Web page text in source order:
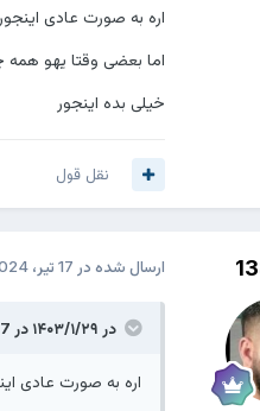
اره به صورت عادی
اما بعضی وقتا یهو همه
خیلی بده اینجور
نقل قول
ارسال شده در 17 تیر، 2024
در ۱۴۰۳/۱/۲۹ در 10:57،
اره به صورت عادی